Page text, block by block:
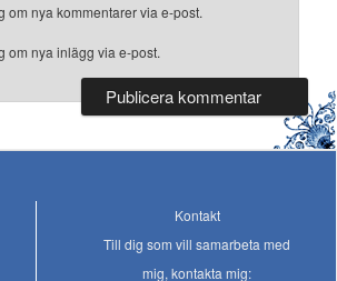
om nya kommentarer via e-post.
om nya inlägg via e-post.
Kontakt
Till dig som vill samarbeta med
mig, kontakta mig: